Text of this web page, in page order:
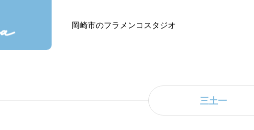
岡崎市のフラメンコスタジオ
三土一